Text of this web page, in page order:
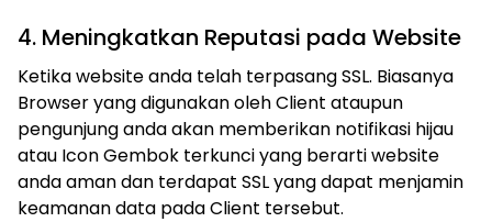
4. Meningkatkan Reputasi pada Website
Ketika website anda telah terpasang SSL. Biasanya
Browser yang digunakan oleh Client ataupun
pengunjung anda akan memberikan notifikasi hijau
atau Icon Gembok terkunci yang berarti website
anda aman dan terdapat SSL yang dapat menjamin
keamanan data pada Client tersebut.